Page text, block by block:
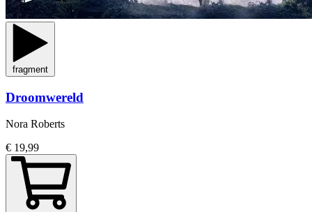
fragment
Droomwereld
Nora Roberts
€ 19,99